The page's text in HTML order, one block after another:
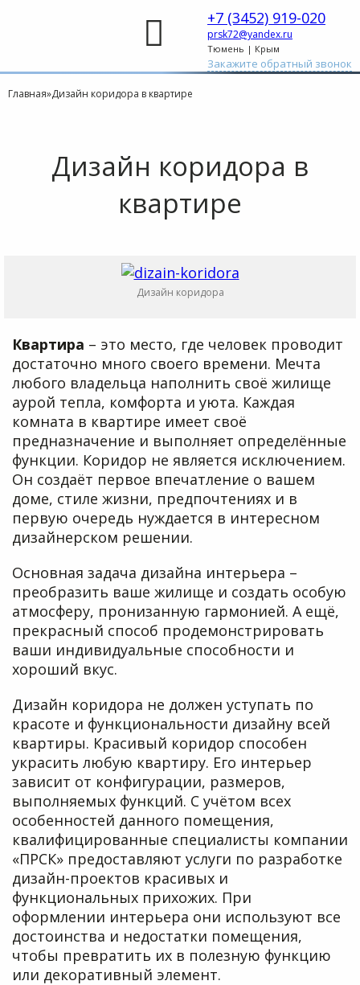
+7 (3452) 919-020
prsk72@yandex.ru
Тюмень | Крым
Закажите обратный звонок
Главная»Дизайн коридора в квартире
Дизайн коридора в
квартире
Дизайн коридора
Квартира – это место, где человек проводит
достаточно много своего времени. Мечта
любого владельца наполнить своё жилище
аурой тепла, комфорта и уюта. Каждая
комната в квартире имеет своё
предназначение и выполняет определённые
функции. Коридор не является исключением.
Он создаёт первое впечатление о вашем
доме, стиле жизни, предпочтениях и в
первую очередь нуждается в интересном
дизайнерском решении.
Основная задача дизайна интерьера –
преобразить ваше жилище и создать особую
атмосферу, пронизанную гармонией. А ещё,
прекрасный способ продемонстрировать
ваши индивидуальные способности и
хороший вкус.
Дизайн коридора не должен уступать по
красоте и функциональности дизайну всей
квартиры. Красивый коридор способен
украсить любую квартиру. Его интерьер
зависит от конфигурации, размеров,
выполняемых функций. С учётом всех
особенностей данного помещения,
квалифицированные специалисты компании
«ПРСК» предоставляют услуги по разработке
дизайн-проектов красивых и
функциональных прихожих. При
оформлении интерьера они используют все
достоинства и недостатки помещения,
чтобы превратить их в полезную функцию
или декоративный элемент.